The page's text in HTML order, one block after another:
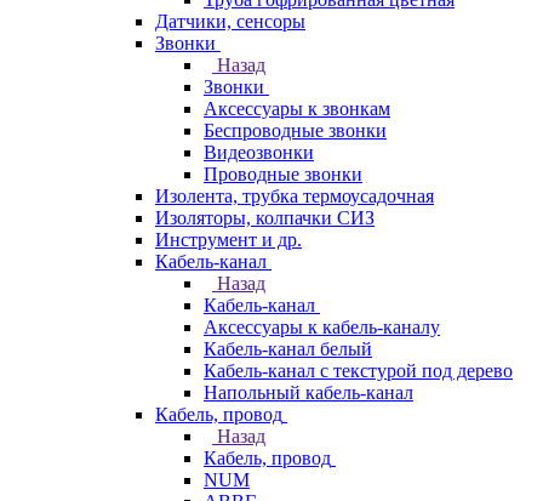
Датчики, сенсоры
Звонки
Назад
Звонки
Аксессуары к звонкам
Беспроводные звонки
Видеозвонки
Проводные звонки
Изолента, трубка термоусадочная
Изоляторы, колпачки СИЗ
Инструмент и др.
Кабель-канал
Назад
Кабель-канал
Аксессуары к кабель-каналу
Кабель-канал белый
Кабель-канал с текстурой под дерево
Напольный кабель-канал
Кабель, провод
Назад
Кабель, провод
NUM